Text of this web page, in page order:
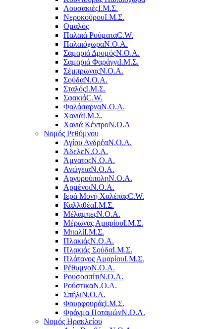
ΛουσακιέςΙ.Μ.Σ.
ΝεροκούρουΙ.Μ.Σ.
Ομαλός
Παλαιά ΡούματαC.W.
ΠαλαιόχωραΝ.Ο.Α.
Σαμαριά ΔρυμόςΝ.Ο.Α.
Σαμαριά ΦαράγγιΙ.Μ.Σ.
ΣέμπρωναςΝ.Ο.Α.
ΣούδαΝ.Ο.Α.
ΣταλόςΙ.Μ.Σ.
ΣφακιάC.W.
ΦαλάσαρναΝ.Ο.Α.
ΧανιάΙ.Μ.Σ.
Χανιά ΚέντροN.O.A
Νομός Ρεθύμνου
Αγίου ΑνδρέαΝ.Ο.Α.
ΆδελεΝ.Ο.Α.
ΆμνατοςΝ.Ο.Α.
ΑνώγειαΝ.Ο.Α.
ΑργυρούποληΝ.Ο.Α.
ΑρμένοιΝ.Ο.Α.
Ιερά Μονή ΧαλέπαςC.W.
ΚαλλιθέαΙ.Μ.Σ.
ΜέλαμπεςΝ.Ο.Α.
Μέρωνας ΑμαρίουΙ.Μ.Σ.
ΜπαλίΙ.Μ.Σ.
ΠλακιάςΝ.Ο.Α.
Πλακιάς ΣούδαΙ.Μ.Σ.
Πλάτανος ΑμαρίουΙ.Μ.Σ.
ΡέθυμνοΝ.Ο.Α.
ΡουσοσπίτιΝ.Ο.Α.
ΡούστικαΝ.Ο.Α.
ΣπήλιΝ.Ο.Α.
ΦουρφουράςΙ.Μ.Σ.
Φράγμα ΠοταμώνΝ.Ο.Α.
Νομός Ηρακλείου